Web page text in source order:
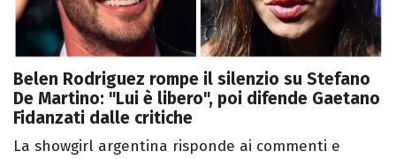
Belen Rodriguez rompe il silenzio su Stefano
De Martino: "Lui è libero", poi difende Gaetano
Fidanzati dalle critiche
La showgirl argentina risponde ai commenti e